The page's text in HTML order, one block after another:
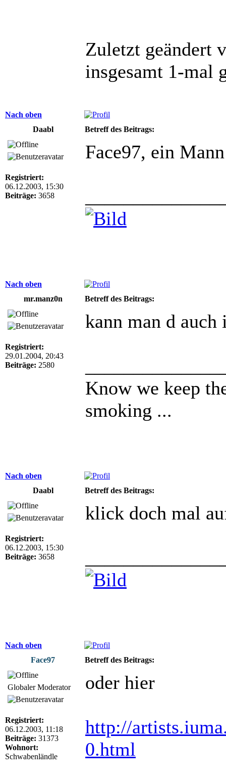
Zuletzt geändert
insgesamt 1-mal
Nach oben
Daabl
Betreff des Beitrags:
Registriert:
06.12.2003, 15:30
Beiträge: 3658
Face97, ein
Nach oben
mr.manz0n
Betreff des Beitrags:
Registriert:
29.01.2004, 20:43
Beiträge: 2580
kann man d auch
Know we keep
smoking ...
Nach oben
Daabl
Betreff des Beitrags:
Registriert:
06.12.2003, 15:30
Beiträge: 3658
klick doch mal
Nach oben
Face97
Betreff des Beitrags:
Globaler Moderator
Registriert:
06.12.2003, 11:18
Beiträge: 31373
Wohnort:
Schwabenländle
oder hier
http://
0.html